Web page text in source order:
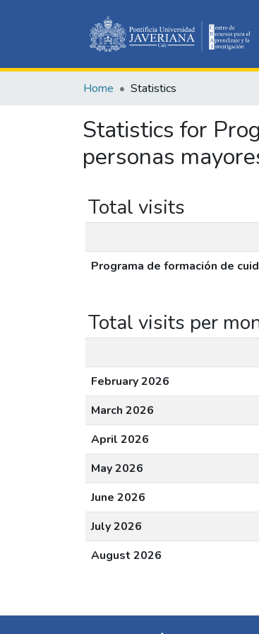
Home Statistics
Statistics for
personas
Total visits
Programa de formación de
Total visits per
February 2026
March 2026
April 2026
May 2026
June 2026
July 2026
August 2026